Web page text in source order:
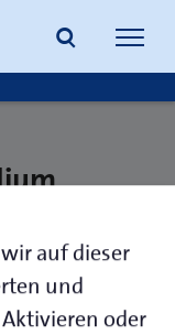
auf dieser
und
Aktivieren oder